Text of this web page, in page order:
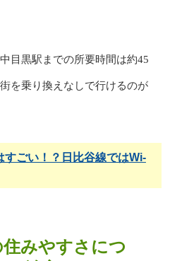
目黒駅までの所要時間は約45
を乗り換えなしで行けるのが
すごい！？日比谷線ではWi-
住みやすさにつ